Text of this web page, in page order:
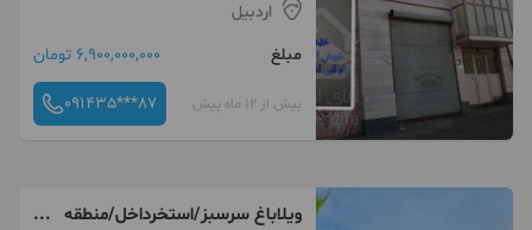
اردبیل
مبلغ
6,900,000,000 تومان
بیش از 12 ماه پیش 091435***87
ویلاباغ سرسبز/استخرداخل/منطقه